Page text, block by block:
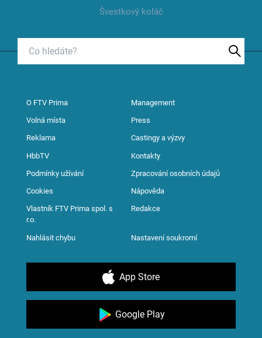
Švestkový koláč
O FTV Prima Management
Volná místa Press
Reklama Castingy a výzvy
HbbTV Kontakty
Podmínky užívání Zpracování osobních údajů
Cookies Nápověda
Vlastník FTV Prima spol. s
r.o.
Redakce
Nahlásit chybu Nastavení soukromí
App Store
Google Play